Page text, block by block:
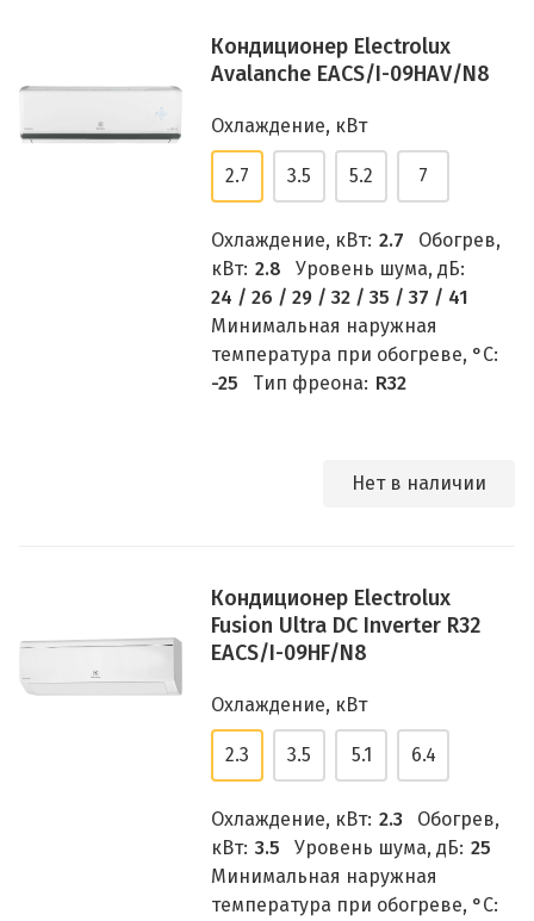
Кондиционер Electrolux
Avalanche EACS/I-09HAV/N8
Охлаждение, кВт
2.7 3.5 5.2 7
Охлаждение, кВт: 2.7
Обогрев,
кВт: 2.8
Уровень шума, дБ:
24 / 26 / 29 / 32 / 35 / 37 / 41
Минимальная наружная
температура при обогреве, °C:
-25
Тип фреона: R32
Нет в наличии
Кондиционер Electrolux
Fusion Ultra DC Inverter R32
EACS/I-09HF/N8
Охлаждение, кВт
2.3 3.5 5.1 6.4
Охлаждение, кВт: 2.3
Обогрев,
кВт: 3.5 Уровень шума, дБ: 25
Минимальная наружная
температура при обогреве, °C: